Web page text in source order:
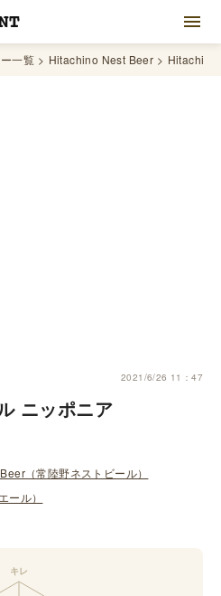
一覧 Hitachino Nest Beer
2021/6/26 11：47
ニッポニア
（常陸野ネストビール）
ール）